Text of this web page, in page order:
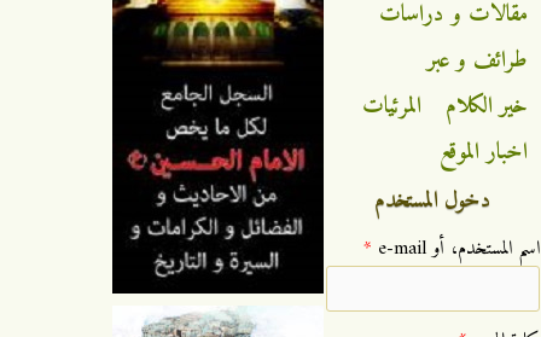
مقالات و دراسات
طرائف و عبر
خير الكلام
المرئيات
اخبار الموقع
دخول المستخدم
‏اسم المستخدم، أو e-mail ‏ *